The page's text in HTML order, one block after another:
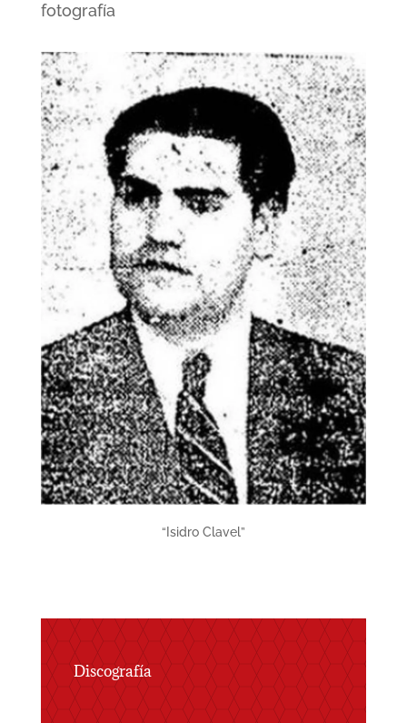
fotografía
“Isidro Clavel”
Discografía